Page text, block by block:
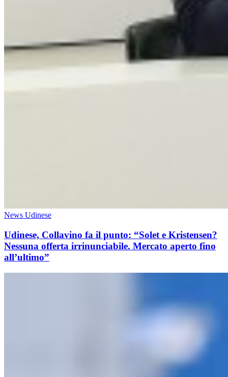
News Udinese
Udinese, Collavino fa il punto: “Solet e Kristensen?
Nessuna offerta irrinunciabile. Mercato aperto fino
all’ultimo”